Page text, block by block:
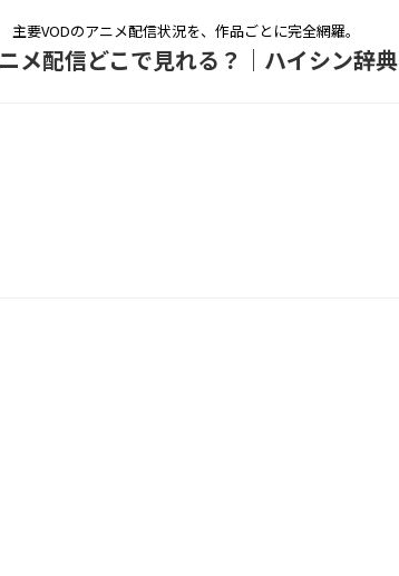
主要VODのアニメ配信状況を、作品ごとに完全網羅。
メ配信どこで見れる？｜ハイシン辞典